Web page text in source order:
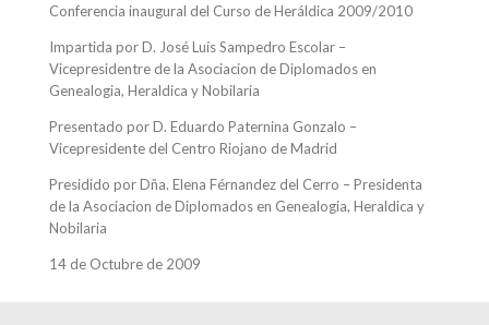
Conferencia inaugural del Curso de Heráldica 2009/2010
Impartida por D. José Luís Sampedro Escolar –
Vicepresidentre de la Asociacion de Diplomados en
Genealogia, Heraldica y Nobilaria
Presentado por D. Eduardo Paternina Gonzalo –
Vicepresidente del Centro Riojano de Madrid
Presidido por Dña. Elena Férnandez del Cerro – Presidenta
de la Asociacion de Diplomados en Genealogia, Heraldica y
Nobilaria
14 de Octubre de 2009